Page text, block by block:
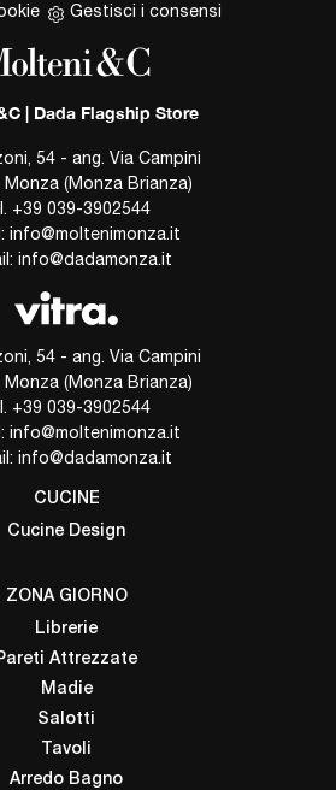
Gestisci i consensi
| Dada Flagship Store
54 - ang. Via Campini
Monza (Monza Brianza)
+39 039-3902544
info@moltenimonza.it
info@dadamonza.it
54 - ang. Via Campini
Monza (Monza Brianza)
+39 039-3902544
info@moltenimonza.it
info@dadamonza.it
CUCINE
Cucine Design
ZONA GIORNO
Librerie
Attrezzate
Madie
Salotti
Tavoli
Arredo Bagno